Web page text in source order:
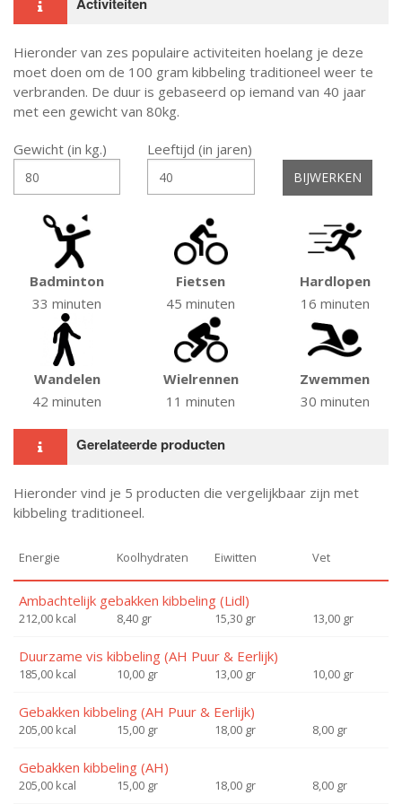
Hieronder van zes populaire activiteiten hoelang je deze
moet doen om de 100 gram kibbeling traditioneel weer te
verbranden. De duur is gebaseerd op iemand van 40 jaar
met een gewicht van 80kg.
Gewicht (in kg.) Leeftijd (in jaren)
Badminton
33 minuten
Fietsen
45 minuten
Hardlopen
16 minuten
Wandelen
42 minuten
Wielrennen
11 minuten
Zwemmen
30 minuten
Gerelateerde producten
Hieronder vind je 5 producten die vergelijkbaar zijn met
kibbeling traditioneel.
Energie Koolhydraten Eiwitten Vet
Ambachtelijk gebakken kibbeling (Lidl)
212,00 kcal 8,40 gr 15,30 gr 13,00 gr
Duurzame vis kibbeling (AH Puur & Eerlijk)
185,00 kcal 10,00 gr 13,00 gr 10,00 gr
Gebakken kibbeling (AH Puur & Eerlijk)
205,00 kcal 15,00 gr 18,00 gr 8,00 gr
Gebakken kibbeling (AH)
205,00 kcal 15,00 gr 18,00 gr 8,00 gr